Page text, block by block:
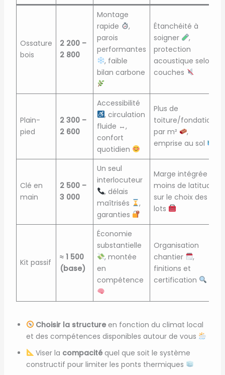
Ossature
bois
2 200 –
2 800
Montage
rapide
,
parois
performantes
, faible
bilan carbone
Étanchéité à
soigner
,
protection
acoustique selon
couches
Plain-
pied
2 300 –
2 600
Accessibilité
, circulation
fluide ↔️,
confort
quotidien
Plus de
toiture/fondations
par m²
,
emprise au sol
Clé en
main
2 500 –
3 000
Un seul
interlocuteur
, délais
maîtrisés
,
garanties
Marge intégrée
moins de latitude
sur le choix des
lots
Kit passif
≈ 1 500
(base)
Économie
substantielle
, montée
en
compétence
Organisation
chantier
,
finitions et
certification
Choisir la structure en fonction du climat local
et des compétences disponibles autour de vous
Viser la compacité quel que soit le système
constructif pour limiter les ponts thermiques